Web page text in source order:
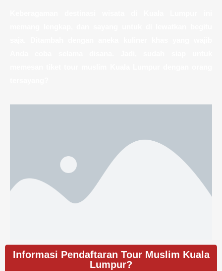
Informasi Pendaftaran Tour Muslim Kuala
Lumpur?